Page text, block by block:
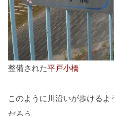
整備された平戸小橋
このように川沿いが歩ける
だろう。